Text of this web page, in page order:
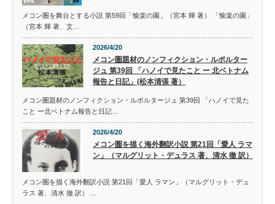
メコン圏を舞台とする小説 第59回「愉楽の園」（宮本 輝 著） 「愉楽の園」
（宮本 輝 著、文…
2026/4/20
メコン圏題材のノンフィクション・ルポルター
ジュ 第39回 「ハノイで見たこと ー 北ベトナム
報告と日記」(松本清張 著）
メコン圏題材のノンフィクション・ルポルタージュ 第39回 「ハノイで見た
こと ー北ベトナム報告と日記…
2026/4/20
メコン圏を描く海外翻訳小説 第21回「愛人 ラマ
ン」（マルグリット・デュラス 著、清水 徹 訳）
メコン圏を描く海外翻訳小説 第21回「愛人 ラマン」（マルグリット・デュ
ラス 著、清水 徹 訳） …